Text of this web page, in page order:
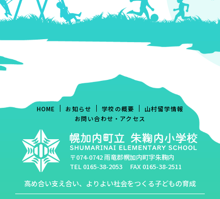
〒074-0742 雨竜郡幌加内町字朱鞠内
TEL 0165-38-2053 FAX 0165-38-2511
高め合い支え合い、よりよい社会をつくる子どもの育成
HOME お知らせ 学校の概要
山村留学情報
お問い合わせ・アクセス